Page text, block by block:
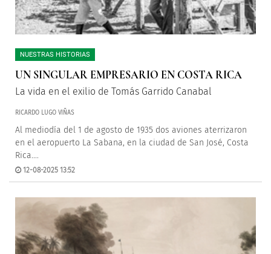
NUESTRAS HISTORIAS
UN SINGULAR EMPRESARIO EN COSTA RICA
La vida en el exilio de Tomás Garrido Canabal
RICARDO LUGO VIÑAS
Al mediodía del 1 de agosto de 1935 dos aviones aterrizaron
en el aeropuerto La Sabana, en la ciudad de San José, Costa
Rica....
12-08-2025 13:52